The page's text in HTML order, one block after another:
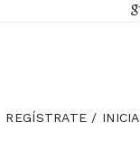
REGÍSTRATE / INICIA